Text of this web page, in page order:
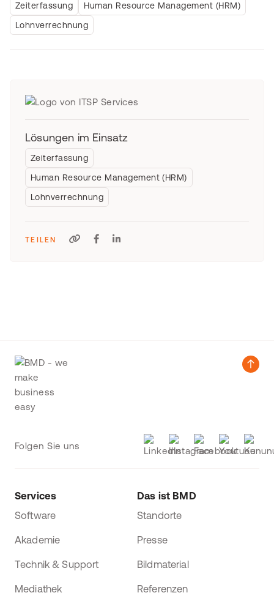
Zeiterfassung
Human Resource Management (HRM)
Lohnverrechnung
Lösungen im Einsatz
Zeiterfassung
Human Resource Management (HRM)
Lohnverrechnung
TEILEN
Folgen Sie uns
Services
Software
Akademie
Technik & Support
Mediathek
Das ist BMD
Standorte
Presse
Bildmaterial
Referenzen